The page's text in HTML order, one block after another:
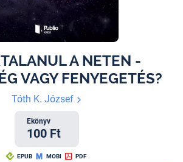
A NETEN -
VAGY FENYEGETÉS?
Tóth K. József
Ekönyv
100 Ft
EPUB MOBI PDF